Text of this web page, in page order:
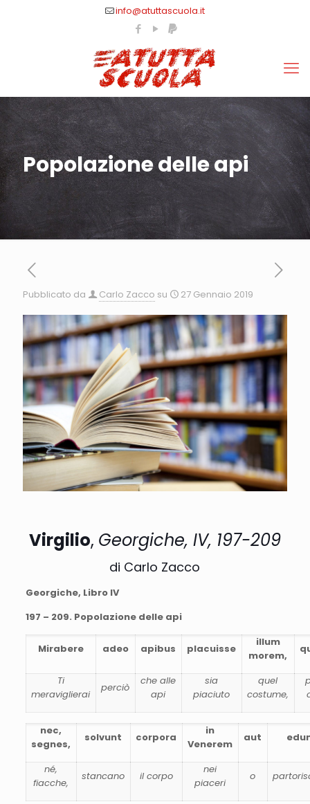
info@atuttascuola.it
Popolazione delle api
Pubblicato da Carlo Zacco su 27 Gennaio 2019
Virgilio, Georgiche, IV, 197-209
di Carlo Zacco
Georgiche, Libro IV
197 – 209. Popolazione delle api
Mirabere adeo apibus placuisse
illum
morem,
Ti
meraviglierai
perciò
che alle
api
sia
piaciuto
quel
costume,
nec,
segnes,
solvunt corpora
in
Venerem
aut
né,
fiacche,
stancano il corpo
nei
piaceri
o